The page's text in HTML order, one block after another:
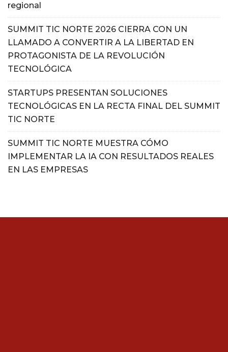
regional
SUMMIT TIC NORTE 2026 CIERRA CON UN
LLAMADO A CONVERTIR A LA LIBERTAD EN
PROTAGONISTA DE LA REVOLUCIÓN
TECNOLÓGICA
STARTUPS PRESENTAN SOLUCIONES
TECNOLÓGICAS EN LA RECTA FINAL DEL SUMMIT
TIC NORTE
SUMMIT TIC NORTE MUESTRA CÓMO
IMPLEMENTAR LA IA CON RESULTADOS REALES
EN LAS EMPRESAS